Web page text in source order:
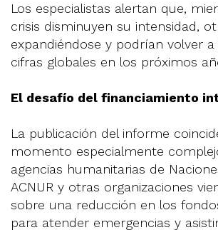
Los especialistas alertan que,
crisis disminuyen su intensidad,
expandiéndose y podrían volver
cifras globales en los próximos
El desafío del financiamiento
La publicación del informe
momento especialmente
agencias humanitarias de
ACNUR y otras organizaciones
sobre una reducción en los
para atender emergencias y